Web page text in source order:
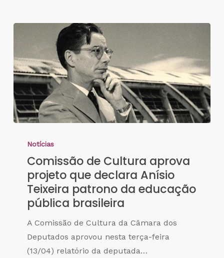
Notícias
Comissão de Cultura aprova
projeto que declara Anísio
Teixeira patrono da educação
pública brasileira
A Comissão de Cultura da Câmara dos
Deputados aprovou nesta terça-feira
(13/04) relatório da deputada…